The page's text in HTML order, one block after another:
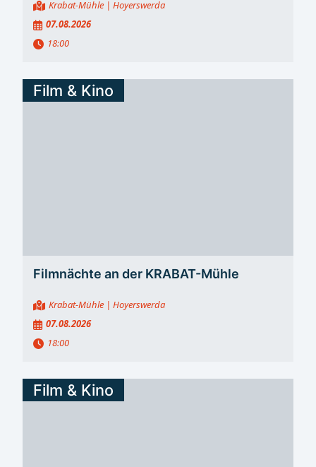
Krabat-Mühle | Hoyerswerda
07.08.2026
18:00
Film & Kino
Filmnächte an der KRABAT-Mühle
Krabat-Mühle | Hoyerswerda
07.08.2026
18:00
Film & Kino